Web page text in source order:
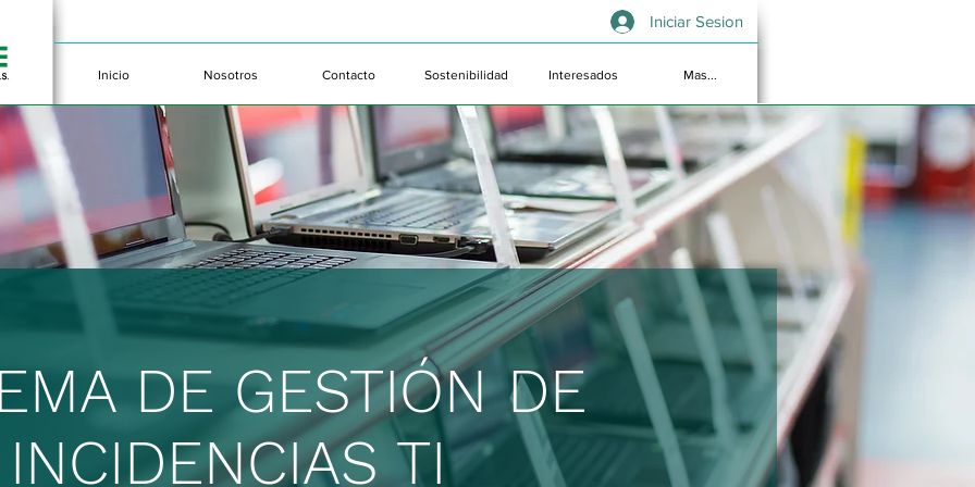
Iniciar Sesion
Inicio Nosotros Contacto Sostenibilidad Interesados Mas...
DE GESTIÓN DE
INCIDENCIAS TI